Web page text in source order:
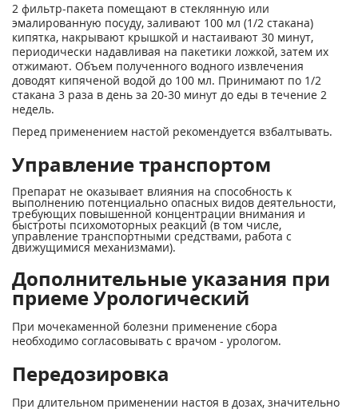
2 фильтр-пакета помещают в стеклянную или
эмалированную посуду, заливают 100 мл (1/2 стакана)
кипятка, накрывают крышкой и настаивают 30 минут,
периодически надавливая на пакетики ложкой, затем их
отжимают. Объем полученного водного извлечения
доводят кипяченой водой до 100 мл. Принимают по 1/2
стакана 3 раза в день за 20-30 минут до еды в течение 2
недель.
Перед применением настой рекомендуется взбалтывать.
Управление транспортом
Препарат не оказывает влияния на способность к
выполнению потенциально опасных видов деятельности,
требующих повышенной концентрации внимания и
быстроты психомоторных реакций (в том числе,
управление транспортными средствами, работа с
движущимися механизмами).
Дополнительные указания при
приеме Урологический
При мочекаменной болезни применение сбора
необходимо согласовывать с врачом - урологом.
Передозировка
При длительном применении настоя в дозах, значительно